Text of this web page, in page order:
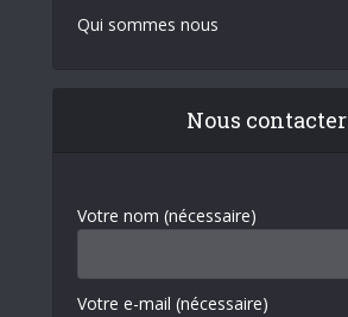
Qui sommes nous
Nous contacter
Votre nom (nécessaire)
Votre e-mail (nécessaire)